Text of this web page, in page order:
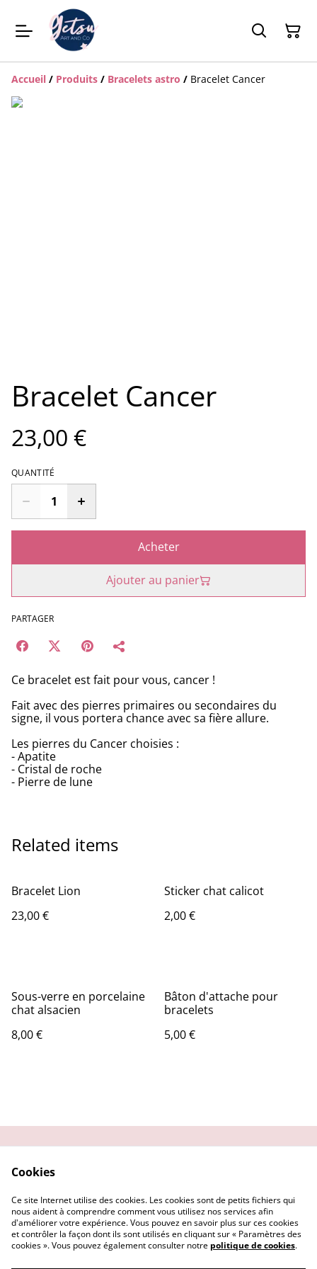
Accueil / Produits / Bracelets astro / Bracelet Cancer
Bracelet Cancer
23,00 €
QUANTITÉ
Acheter
Ajouter au panier
PARTAGER
Ce bracelet est fait pour vous, cancer !
Fait avec des pierres primaires ou secondaires du
signe, il vous portera chance avec sa fière allure.
Les pierres du Cancer choisies :
- Apatite
- Cristal de roche
- Pierre de lune
Related items
Bracelet Lion
23,00 €
Sticker chat calicot
2,00 €
Sous-verre en porcelaine
chat alsacien
8,00 €
Bâton d'attache pour
bracelets
5,00 €
Confidentialité
Demander un retour
Cookies
Cookies
Ce site Internet utilise des cookies. Les cookies sont de petits fichiers qui
nous aident à comprendre comment vous utilisez nos services afin
d'améliorer votre expérience. Vous pouvez en savoir plus sur ces cookies
et contrôler la façon dont ils sont utilisés en cliquant sur « Paramètres des
cookies ». Vous pouvez également consulter notre politique de cookies.